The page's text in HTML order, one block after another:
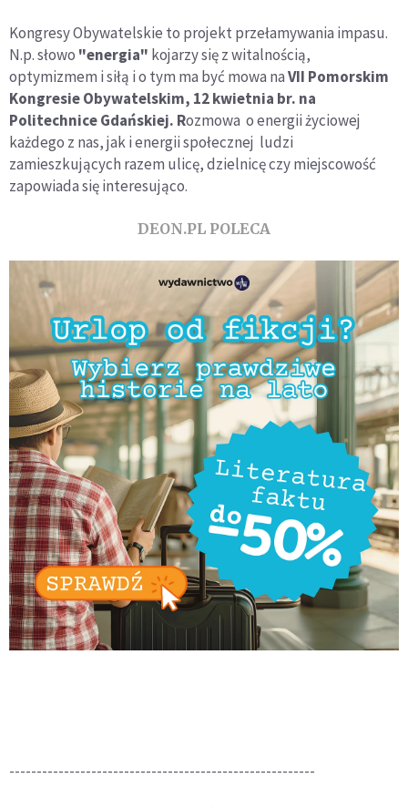
Kongresy Obywatelskie to projekt przełamywania impasu.
N.p. słowo "energia" kojarzy się z witalnością,
optymizmem i siłą i o tym ma być mowa naVII Pomorskim
Kongresie Obywatelskim, 12 kwietnia br. na
Politechnice Gdańskiej. Rozmowa o energii życiowej
każdego z nas, jak i energii społecznej ludzi
zamieszkujących razem ulicę, dzielnicę czy miejscowość
zapowiada się interesująco.
DEON.PL POLECA
--------------------------------------------------------